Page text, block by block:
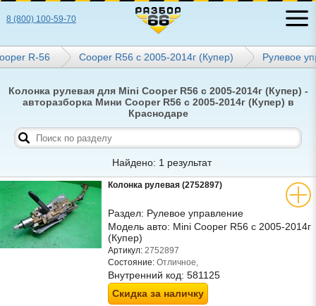
8 (800) 100-59-70
R-56 Cooper R56 с 2005-2014г (Купер) Рулевое
Колонка рулевая для Mini Cooper R56 с 2005-2014г (Купер) -
авторазборка Мини Cooper R56 с 2005-2014г (Купер) в
Краснодаре
Найдено: 1 результат
Колонка рулевая (2752897)
Раздел: Рулевое управление
Модель авто: Mini Cooper R56 с 2005-2014г
(Купер)
Артикул: 2752897
Состояние: Отличное,
Внутренний код: 581125
Скидка за наличку